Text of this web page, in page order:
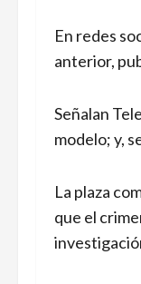
En redes
anterior,
Señalan
modelo; y,
La plaza
que el